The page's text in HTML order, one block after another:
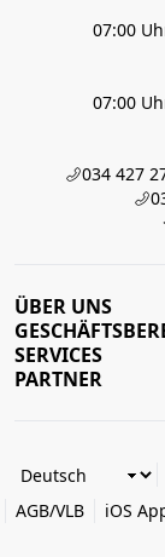
07:00
07:00
034 427
ÜBER UNS
SERVICES
PARTNER
AGB/VLB
iOS